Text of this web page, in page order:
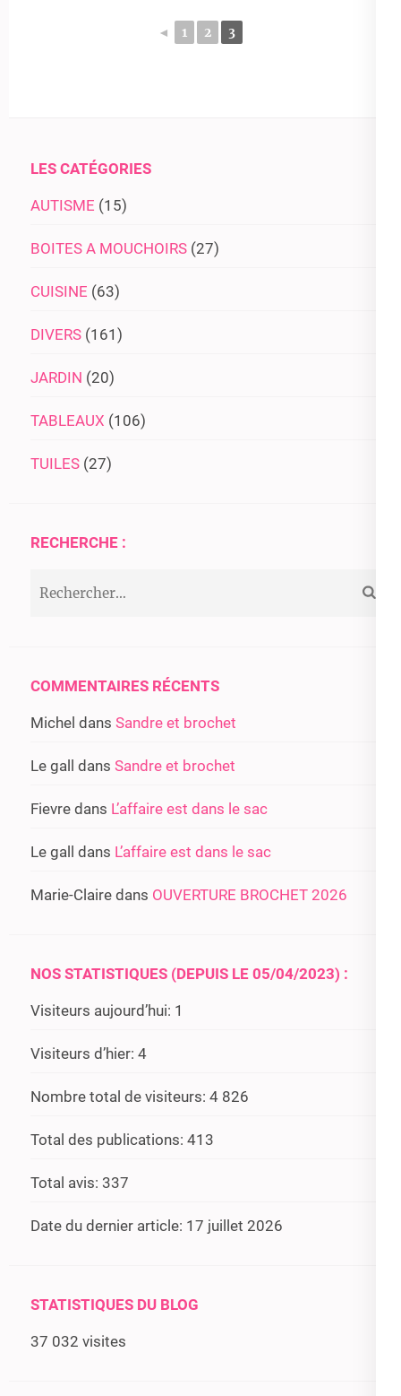
◄ 1 2 3
LES CATÉGORIES
AUTISME (15)
BOITES A MOUCHOIRS (27)
CUISINE (63)
DIVERS (161)
JARDIN (20)
TABLEAUX (106)
TUILES (27)
RECHERCHE :
COMMENTAIRES RÉCENTS
Michel dans Sandre et brochet
Le gall dans Sandre et brochet
Fievre dans L’affaire est dans le sac
Le gall dans L’affaire est dans le sac
Marie-Claire dans OUVERTURE BROCHET 2026
NOS STATISTIQUES (DEPUIS LE 05/04/2023) :
Visiteurs aujourd’hui: 1
Visiteurs d’hier: 4
Nombre total de visiteurs: 4 826
Total des publications: 413
Total avis: 337
Date du dernier article: 17 juillet 2026
STATISTIQUES DU BLOG
37 032 visites